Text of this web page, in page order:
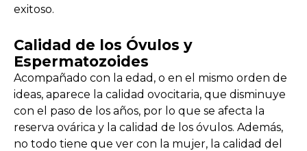
exitoso.
Calidad de los Óvulos y
Espermatozoides
Acompañado con la edad, o en el mismo orden de
ideas, aparece la calidad ovocitaria, que disminuye
con el paso de los años, por lo que se afecta la
reserva ovárica y la calidad de los óvulos. Además,
no todo tiene que ver con la mujer, la calidad del